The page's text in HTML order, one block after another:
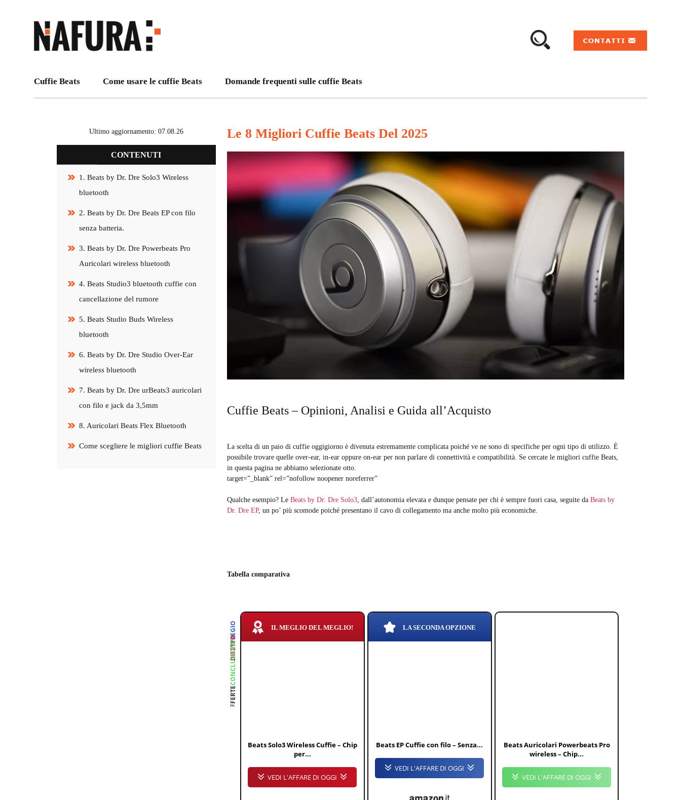
Cuffie Beats Come usare le cuffie Beats Domande frequenti sulle cuffie Beats
Ultimo aggiornamento: 07.08.26
CONTENUTI
1. Beats by Dr. Dre Solo3 Wireless
bluetooth
2. Beats by Dr. Dre Beats EP con filo
senza batteria.
3. Beats by Dr. Dre Powerbeats Pro
Auricolari wireless bluetooth
4. Beats Studio3 bluetooth cuffie con
cancellazione del rumore
5. Beats Studio Buds Wireless
bluetooth
6. Beats by Dr. Dre Studio Over-Ear
wireless bluetooth
7. Beats by Dr. Dre urBeats3 auricolari
con filo e jack da 3,5mm
8. Auricolari Beats Flex Bluetooth
Come scegliere le migliori cuffie Beats
Le 8 Migliori Cuffie Beats Del 2025
Cuffie Beats – Opinioni, Analisi e Guida all’Acquisto
La scelta di un paio di cuffie oggigiorno è divenuta estremamente complicata poiché ve ne sono di specifiche per ogni tipo di utilizzo. È
possibile trovare quelle over-ear, in-ear oppure on-ear per non parlare di connettività e compatibilità. Se cercate le migliori cuffie Beats,
in questa pagina ne abbiamo selezionate otto.
target=”_blank” rel=”nofollow noopener noreferrer”
Qualche esempio? LeBeats by Dr. Dre Solo3, dall’autonomia elevata e dunque pensate per chi è sempre fuori casa, seguite daBeats by
Dr. Dre EP, un po’ più scomode poiché presentano il cavo di collegamento ma anche molto più economiche.
Tabella comparativa
PREGIO
DIFETTO
CONCLUSIONE
OFFERTE
IL MEGLIO DEL MEGLIO!
Beats Solo3 Wireless Cuffie – Chip
per...
VEDI L'AFFARE DI OGGI
LA SECONDA OPZIONE
Beats EP Cuffie con filo – Senza...
VEDI L'AFFARE DI OGGI
Beats Auricolari Powerbeats Pro
wireless – Chip...
VEDI L'AFFARE DI OGGI